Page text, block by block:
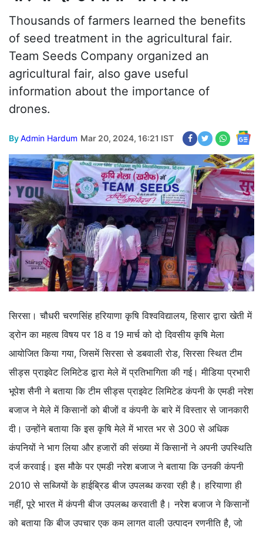
Thousands of farmers learned the benefits
of seed treatment in the agricultural fair.
Team Seeds Company organized an
agricultural fair, also gave useful
information about the importance of
drones.
ByAdmin Hardum Mar 20, 2024, 16:21 IST
सिरसा। चौधरी चरणसिंह हरियाणा कृषि विश्वविद्यालय, हिसार द्वारा खेती में
ड्रोन का महत्व विषय पर 18 व 19 मार्च को दो दिवसीय कृषि मेला
आयोजित किया गया, जिसमें सिरसा से डबवाली रोड, सिरसा स्थित टीम
सीड्स प्राइवेट लिमिटेड द्वारा मेले में प्रतिभागिता की गई। मीडिया प्रभारी
भूपेश सैनी ने बताया कि टीम सीड्स प्राइवेट लिमिटेड कंपनी के एमडी नरेश
बजाज ने मेले में किसानों को बीजों व कंपनी के बारे में विस्तार से जानकारी
दी। उन्होंने बताया कि इस कृषि मेले में भारत भर से 300 से अधिक
कंपनियों ने भाग लिया और हजारों की संख्या में किसानों ने अपनी उपस्थिति
दर्ज करवाई। इस मौके पर एमडी नरेश बजाज ने बताया कि उनकी कंपनी
2010 से सब्जियों के हाईब्रिड बीज उपलब्ध करवा रही है। हरियाणा ही
नहीं, पूरे भारत में कंपनी बीज उपलब्ध करवाती है। नरेश बजाज ने किसानों
को बताया कि बीज उपचार एक कम लागत वाली उत्पादन रणनीति है, जो